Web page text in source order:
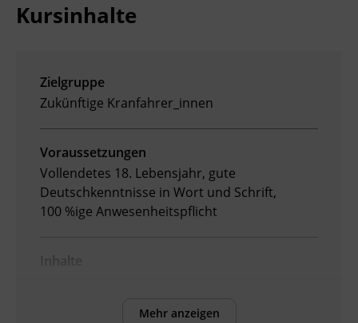
Kursinhalte
Zielgruppe
Zukünftige Kranfahrer_innen
Voraussetzungen
Vollendetes 18. Lebensjahr, gute
Deutschkenntnisse in Wort und Schrift,
100 %ige Anwesenheitspflicht
Inhalte
Mehr anzeigen